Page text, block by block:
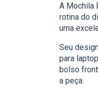
A Mochila
rotina do
uma
Seu
para
bolso
a peça.